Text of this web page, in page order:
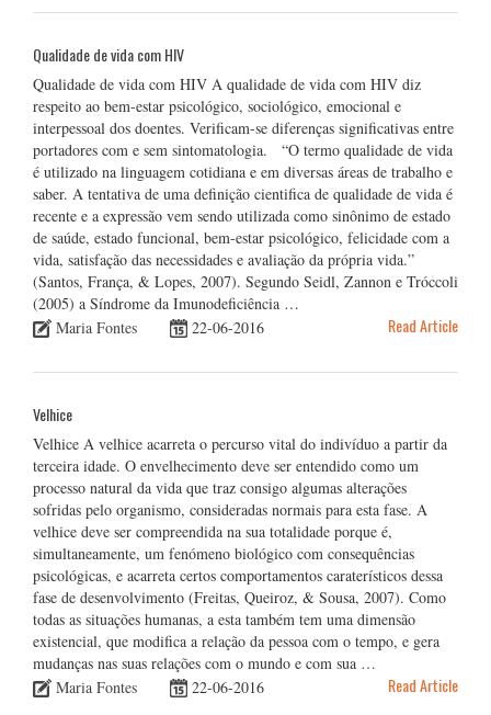
Qualidade de vida com HIV
Qualidade de vida com HIV A qualidade de vida com HIV diz
respeito ao bem-estar psicológico, sociológico, emocional e
interpessoal dos doentes. Verificam-se diferenças significativas entre
portadores com e sem sintomatologia. “O termo qualidade de vida
é utilizado na linguagem cotidiana e em diversas áreas de trabalho e
saber. A tentativa de uma definição cientifica de qualidade de vida é
recente e a expressão vem sendo utilizada como sinônimo de estado
de saúde, estado funcional, bem-estar psicológico, felicidade com a
vida, satisfação das necessidades e avaliação da própria vida.”
(Santos, França, & Lopes, 2007). Segundo Seidl, Zannon e Tróccoli
(2005) a Síndrome da Imunodeficiência …
Maria Fontes
22-06-2016 Read Article
Velhice
Velhice A velhice acarreta o percurso vital do indivíduo a partir da
terceira idade. O envelhecimento deve ser entendido como um
processo natural da vida que traz consigo algumas alterações
sofridas pelo organismo, consideradas normais para esta fase. A
velhice deve ser compreendida na sua totalidade porque é,
simultaneamente, um fenómeno biológico com consequências
psicológicas, e acarreta certos comportamentos caraterísticos dessa
fase de desenvolvimento (Freitas, Queiroz, & Sousa, 2007). Como
todas as situações humanas, a esta também tem uma dimensão
existencial, que modifica a relação da pessoa com o tempo, e gera
mudanças nas suas relações com o mundo e com sua …
Maria Fontes
22-06-2016 Read Article